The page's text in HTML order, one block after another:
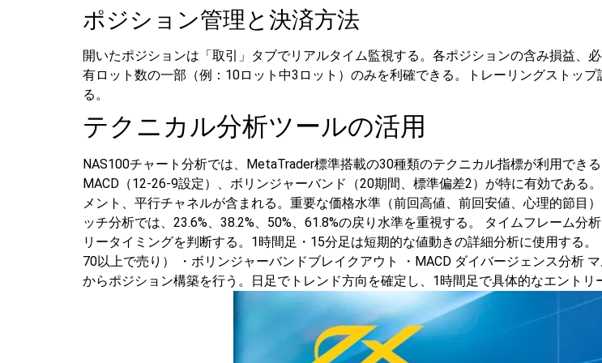
ポジション管理と決済方法
開いたポジションは「取引」タブでリアルタイム監視する。各ポジションの含み損益、
有ロット数の一部（例：10ロット中3ロット）のみを利確できる。トレーリングストッ
る。
テクニカル分析ツールの活用
NAS100チャート分析では、MetaTrader標準搭載の30種類のテクニカル指標が利用でき
MACD（12-26-9設定）、ボリンジャーバンド（20期間、標準偏差2）が特に有効である。
メント、平行チャネルが含まれる。重要な価格水準（前回高値、前回安値、心理的節目
ッチ分析では、23.6%、38.2%、50%、61.8%の戻り水準を重視する。
タイムフレーム分
リータイミングを判断する。1時間足・15分足は短期的な値動きの詳細分析に使用する。
70以上で売り）
・ボリンジャーバンドブレイクアウト ・MACD ダイバージェンス分析
からポジション構築を行う。日足でトレンド方向を確定し、1時間足で具体的なエントリ